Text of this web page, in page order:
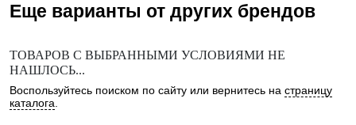
Еще варианты от других брендов
ТОВАРОВ С ВЫБРАННЫМИ УСЛОВИЯМИ НЕ
НАШЛОСЬ...
Воспользуйтесь поиском по сайту или вернитесь на страницу
каталога.